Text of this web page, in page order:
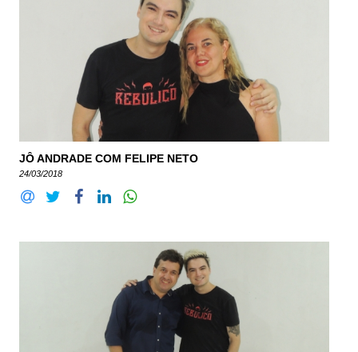
JÔ ANDRADE COM FELIPE NETO
24/03/2018